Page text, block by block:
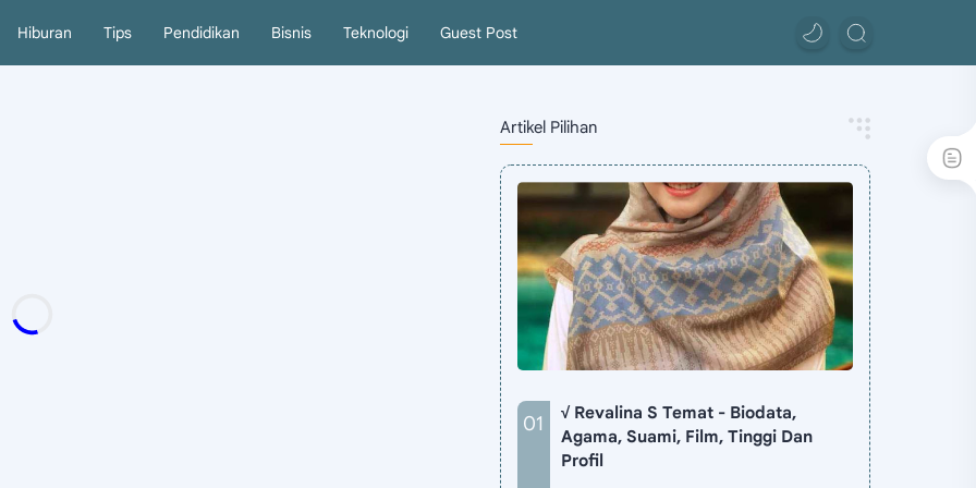
Hiburan Tips Pendidikan Bisnis Teknologi Guest Post
Artikel Pilihan
√ Revalina S Temat - Biodata,
Agama, Suami, Film, Tinggi Dan
Profil